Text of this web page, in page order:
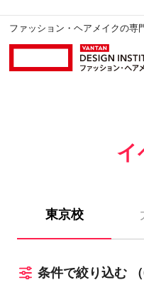
ファッション・ヘアメイクの
イ
東京校
条件で絞り込む